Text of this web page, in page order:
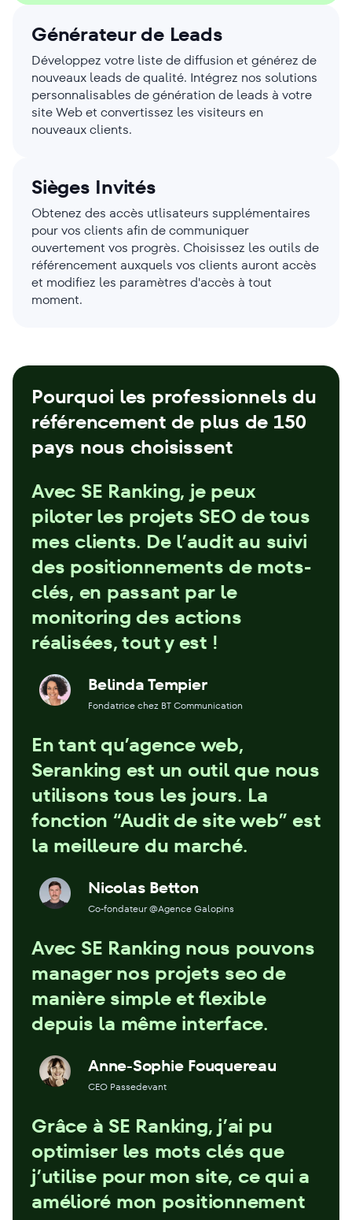
Générateur de Leads
Développez votre liste de diffusion et générez de
nouveaux leads de qualité. Intégrez nos solutions
personnalisables de génération de leads à votre
site Web et convertissez les visiteurs en
nouveaux clients.
Sièges Invités
Obtenez des accès utlisateurs supplémentaires
pour vos clients afin de communiquer
ouvertement vos progrès. Choisissez les outils de
référencement auxquels vos clients auront accès
et modifiez les paramètres d'accès à tout
moment.
Pourquoi les professionnels du
référencement de plus de 150
pays nous choisissent
Avec SE Ranking, je peux
piloter les projets SEO de tous
mes clients. De l’audit au suivi
des positionnements de mots-
clés, en passant par le
monitoring des actions
réalisées, tout y est !
Belinda Tempier
Fondatrice chez BT Communication
En tant qu’agence web,
Seranking est un outil que nous
utilisons tous les jours. La
fonction “Audit de site web” est
la meilleure du marché.
Nicolas Betton
Co-fondateur @Agence Galopins
Avec SE Ranking nous pouvons
manager nos projets seo de
manière simple et flexible
depuis la même interface.
Anne-Sophie Fouquereau
CEO Passedevant
Grâce à SE Ranking, j’ai pu
optimiser les mots clés que
j’utilise pour mon site, ce qui a
amélioré mon positionnement